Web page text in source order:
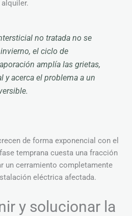
no tratada no se
el ciclo de
amplía las grietas,
y acerca el problema a un
de forma exponencial con el
temprana cuesta una fracción
un cerramiento completamente
eléctrica afectada.
y solucionar la